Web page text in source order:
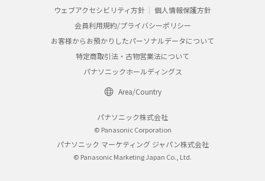
ウェブアクセシビリティ方針
個人情報保護方針
会員利用規約/プライバシーポリシー
お客様からお預かりしたパーソナルデータについて
特定商取引法・古物営業法について
パナソニックホールディングス
Area/Country
パナソニック株式会社
© Panasonic Corporation
パナソニック マーケティング ジャパン株式会社
© Panasonic Marketing Japan Co., Ltd.